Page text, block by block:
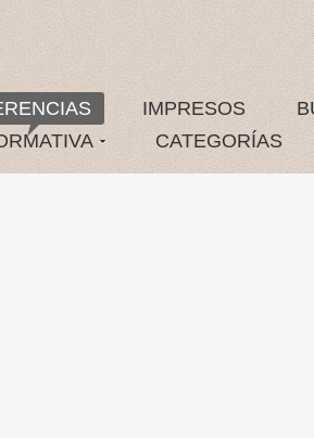
IMPRESOS
CATEGORÍAS